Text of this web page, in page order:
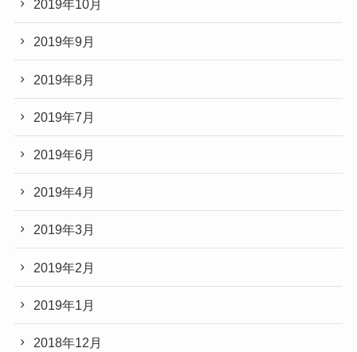
2019年10月
2019年9月
2019年8月
2019年7月
2019年6月
2019年4月
2019年3月
2019年2月
2019年1月
2018年12月